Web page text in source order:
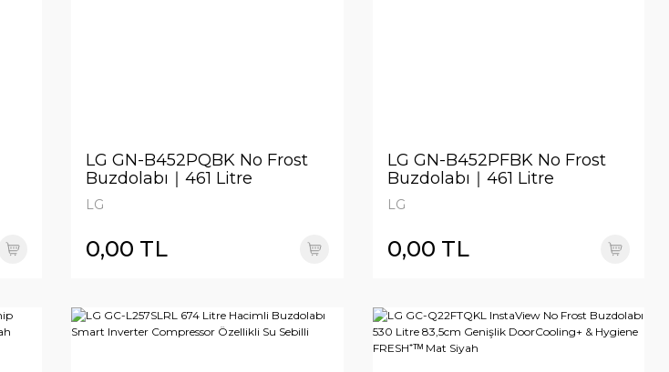
LG GN-B452PQBK No Frost
Buzdolabı｜461 Litre
Kapasite
LG
0,00 TL
LG GN-B452PFBK No Frost
Buzdolabı｜461 Litre
Kapasite
LG
0,00 TL